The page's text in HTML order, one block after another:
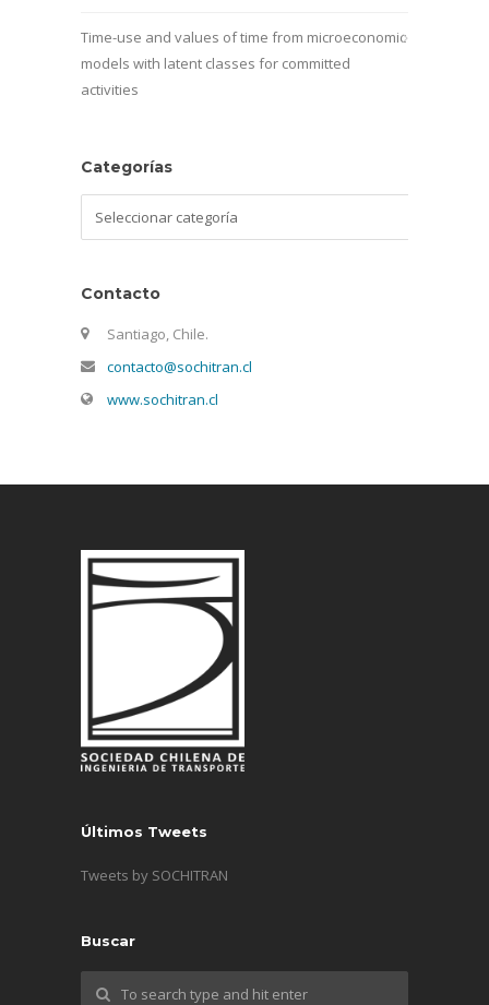
Time-use and values of time from microeconomic
models with latent classes for committed
activities
Categorías
Contacto
Santiago, Chile.
contacto@sochitran.cl
www.sochitran.cl
Últimos Tweets
Tweets by SOCHITRAN
Buscar